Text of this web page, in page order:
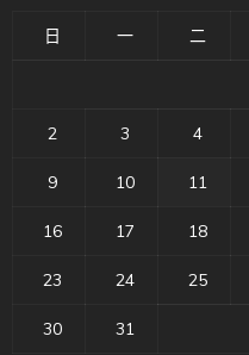
日 一 二
2 3 4
9 10 11
16 17 18
23 24 25
30 31